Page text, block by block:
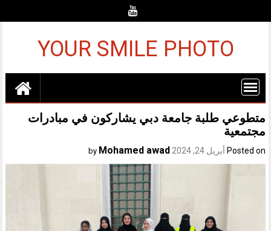
YOUR SMILE PHOTO
متطوعي طلبة جامعة دبي يشاركون في مبادرات
مجتمعية
Posted on أبريل 24, 2024 Mohamed awad